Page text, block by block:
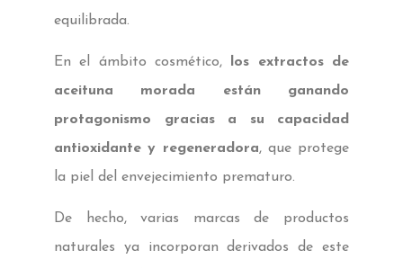
equilibrada.
En el ámbito cosmético,
los extractos de
aceituna morada están ganando
protagonismo gracias a su capacidad
antioxidante y regeneradora, que protege
la piel del envejecimiento prematuro.
De hecho, varias marcas de productos
naturales ya incorporan derivados de este